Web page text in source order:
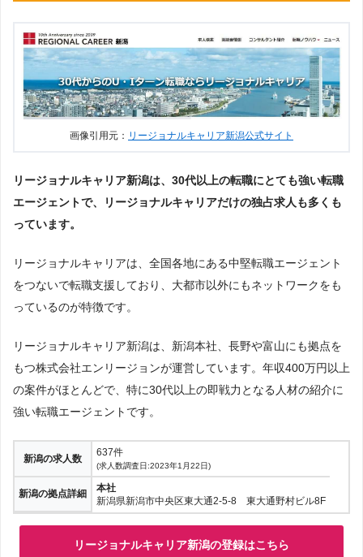
画像引用元： リージョナルキャリア新潟公式サイト
リージョナルキャリア新潟は、30代以上の転職にとても強い転職
エージェントで、リージョナルキャリアだけの独占求人も多くも
っています。
リージョナルキャリアは、全国各地にある中堅転職エージェント
をつないで転職支援しており、大都市以外にもネットワークをも
っているのが特徴です。
リージョナルキャリア新潟は、新潟本社、長野や富山にも拠点を
もつ株式会社エンリージョンが運営しています。年収400万円以上
の案件がほとんどで、特に30代以上の即戦力となる人材の紹介に
強い転職エージェントです。
新潟の求人数
637件
(求人数調査日:2023年1月22日)
新潟の拠点詳細
本社
新潟県新潟市中央区東大通2-5-8 東大通野村ビル8F
リージョナルキャリア新潟の登録はこちら